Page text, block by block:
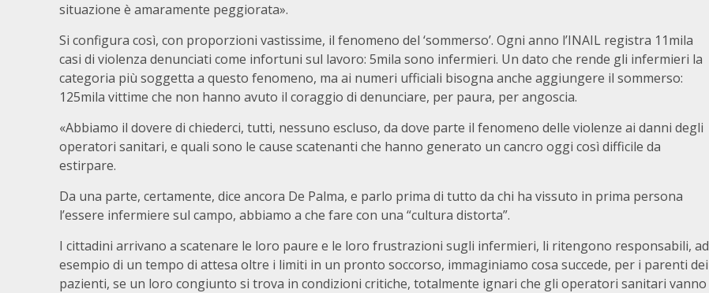
situazione è amaramente peggiorata».
Si configura così, con proporzioni vastissime, il fenomeno del ‘sommerso’. Ogni anno l’INAIL registra 11mila
casi di violenza denunciati come infortuni sul lavoro: 5mila sono infermieri. Un dato che rende gli infermieri la
categoria più soggetta a questo fenomeno, ma ai numeri ufficiali bisogna anche aggiungere il sommerso:
125mila vittime che non hanno avuto il coraggio di denunciare, per paura, per angoscia.
«Abbiamo il dovere di chiederci, tutti, nessuno escluso, da dove parte il fenomeno delle violenze ai danni degli
operatori sanitari, e quali sono le cause scatenanti che hanno generato un cancro oggi così difficile da
estirpare.
Da una parte, certamente, dice ancora De Palma, e parlo prima di tutto da chi ha vissuto in prima persona
l’essere infermiere sul campo, abbiamo a che fare con una “cultura distorta”.
I cittadini arrivano a scatenare le loro paure e le loro frustrazioni sugli infermieri, li ritengono responsabili, ad
esempio di un tempo di attesa oltre i limiti in un pronto soccorso, immaginiamo cosa succede, per i parenti dei
pazienti, se un loro congiunto si trova in condizioni critiche, totalmente ignari che gli operatori sanitari vanno